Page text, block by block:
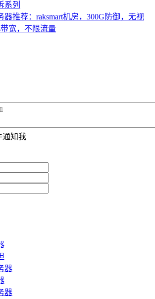
系列
器推荐：raksmart机房，300G防御，无视
带宽，不限流量
通知我
器
器